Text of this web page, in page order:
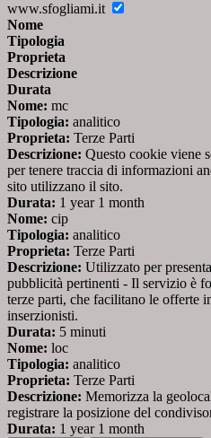
www.sfogliami.it
Nome
Tipologia
Proprieta
Descrizione
Durata
Nome: mc
Tipologia: analitico
Proprieta: Terze Parti
Descrizione: Questo cookie viene
per tenere traccia di informazioni
sito utilizzano il sito.
Durata: 1 year 1 month
Nome: cip
Tipologia: analitico
Proprieta: Terze Parti
Descrizione: Utilizzato per
pubblicità pertinenti - Il servizio è
terze parti, che facilitano le offerte
inserzionisti.
Durata: 5 minuti
Nome: loc
Tipologia: analitico
Proprieta: Terze Parti
Descrizione: Memorizza la
registrare la posizione del
Durata: 1 year 1 month